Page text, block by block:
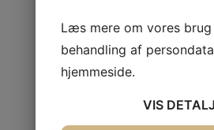
Læs mere om vores
behandling af
hjemmeside.
VIS